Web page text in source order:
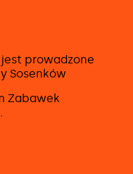
prowadzone
Sosenków
Zabawek